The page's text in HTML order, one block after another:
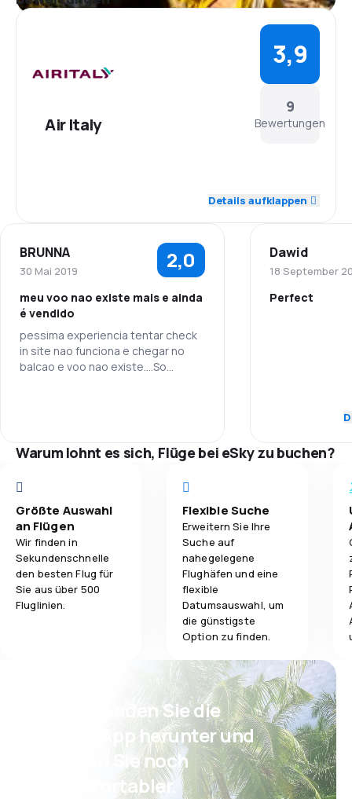
Air Italy
9
Bewertungen
3,9
Flugnetz 4,3
Ticketpreise 3,4
Reisekomfort
Details aufklappen
BRUNNA
30 Mai 2019 2,0
meu voo nao existe mais e ainda
é vendido
pessima experiencia tentar check
in site nao funciona e chegar no
balcao e voo nao existe....So
Dawid
18 September
Perfect
Ticketpreise
Reisekomfort
Warum lohnt es sich, Flüge bei eSky zu buchen?
Größte Auswahl
an Flügen
Wir finden in
Sekundenschnelle
den besten Flug für
Sie aus über 500
Fluglinien.
Flexible Suche
Erweitern Sie Ihre
Suche auf
nahegelegene
Flughäfen und eine
flexible
Datumsauswahl, um
die günstigste
Option zu finden.
Psst! Laden Sie die
eSky App herunter und
reisen Sie noch
komfortabler.